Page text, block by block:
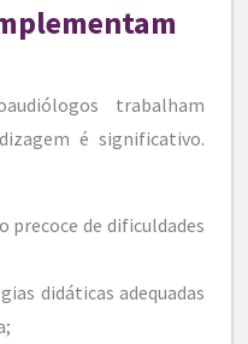
trabalham
é significativo.
precoce de dificuldades
didáticas adequadas